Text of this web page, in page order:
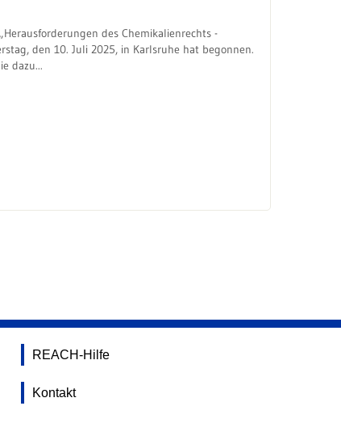
des Chemikalienrechts -
den 10. Juli 2025, in Karlsruhe hat begonnen.
dazu...
REACH-Hilfe
Kontakt